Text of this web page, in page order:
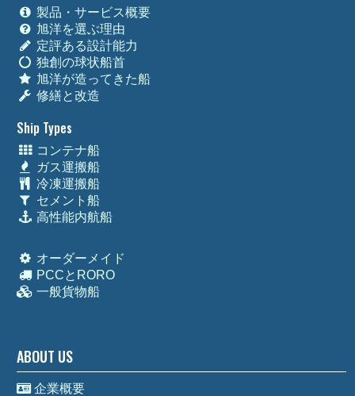
製品・サービス概要
旭洋を選ぶ理由
定評ある設計能力
独創の球状船首
旭洋が造ってきた船
修繕と改造
Ship Types
コンテナ船
ガス運搬船
冷凍運搬船
セメント船
高性能内航船
オーダーメイド
PCCとRORO
一般貨物船
ABOUT US
企業概要